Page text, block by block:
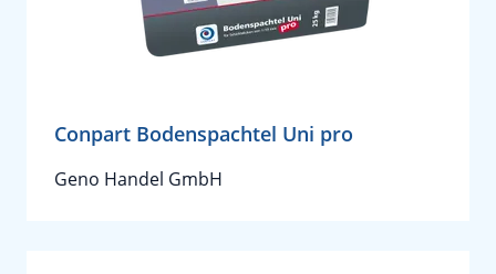
Conpart Bodenspachtel Uni pro
Geno Handel GmbH